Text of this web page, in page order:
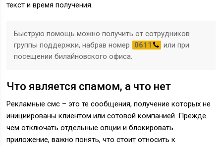
текст и время получения.
Быструю помощь можно получить от сотрудников
группы поддержки, набрав номер
0611
или при
посещении билайновского офиса.
Что является спамом, а что нет
Рекламные смс – это те сообщения, получение которых не
инициированы клиентом или сотовой компанией. Прежде
чем отключать отдельные опции и блокировать
приложение, важно понять, что стоит относить к